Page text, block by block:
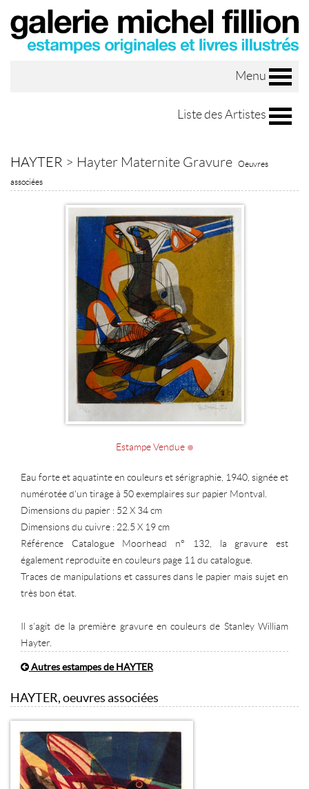
Menu
Liste des Artistes
HAYTER > Hayter Maternite Gravure
Oeuvres
associées
Estampe Vendue
Eau forte et aquatinte en couleurs et sérigraphie, 1940, signée et
numérotée d'un tirage à 50 exemplaires sur papier Montval.
Dimensions du papier : 52 X 34 cm
Dimensions du cuivre : 22.5 X 19 cm
Référence Catalogue Moorhead n° 132, la gravure est
également reproduite en couleurs page 11 du catalogue.
Traces de manipulations et cassures dans le papier mais sujet en
très bon état.
Il s'agit de la première gravure en couleurs de Stanley William
Hayter.
Autres estampes de HAYTER
HAYTER, oeuvres associées